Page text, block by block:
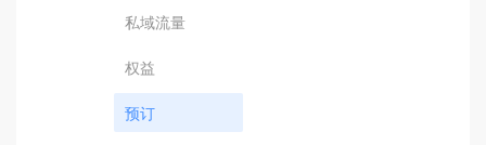
私域流量
权益
预订